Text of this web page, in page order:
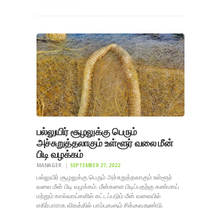
பல்லுயிர் சூழலுக்கு பெரும்
அச்சுறுத்தலாகும் உள்ளூர் வலை மீன்
பிடி வழக்கம்
MANAGER SEPTEMBER 27, 2022
பல்லுயிர் சூழலுக்கு பெரும் அச்சுறுத்தலாகும் உள்ளூர்
வலை மீன் பிடி வழக்கம். மீன்களை பிடிப்பதற்கு கண்மாய்
மற்றும் கால்வாய்களில் கட்டப்படும் மீன் வலையில்
எதிர்பாராத விதத்தில் பாம்புகளும் சிக்குவதுண்டு.